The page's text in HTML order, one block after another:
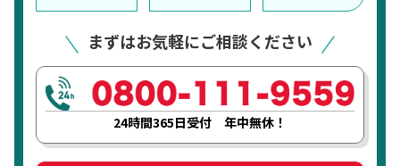
まずはお気軽にご相談ください
24時間365日受付 年中無休！